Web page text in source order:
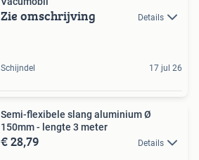
Zie omschrijving Details
Schijndel 17 jul 26
Semi-flexibele slang aluminium Ø
150mm - lengte 3 meter
€ 28,79 Details